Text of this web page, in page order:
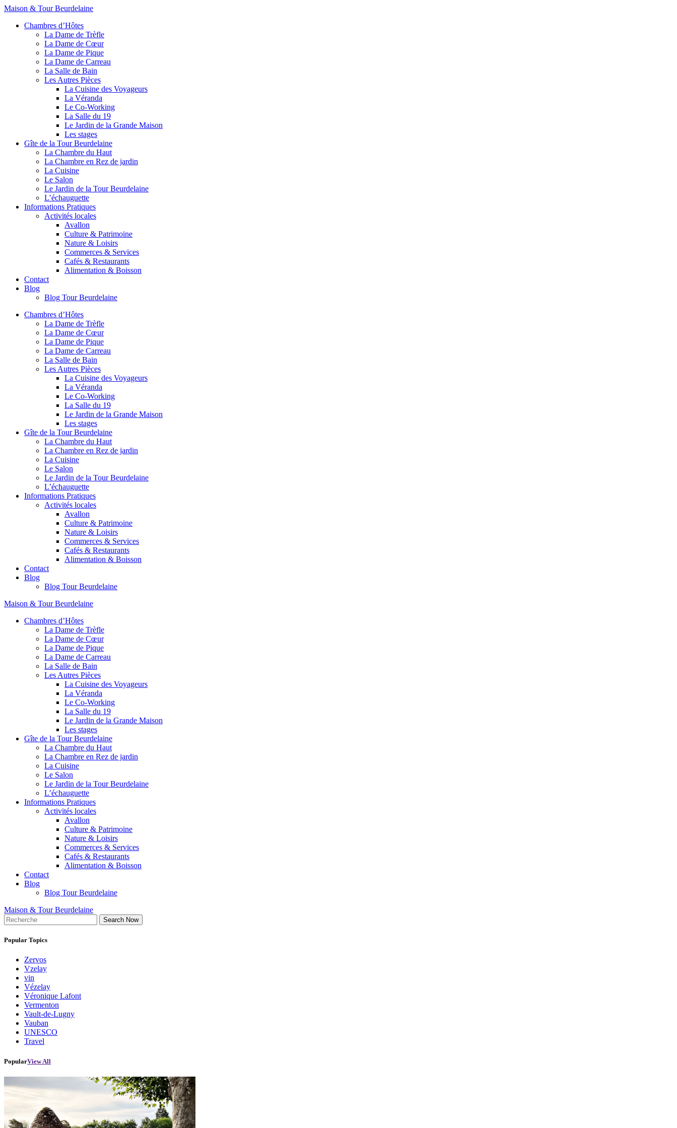
Maison & Tour Beurdelaine
Chambres d’Hôtes
La Dame de Trèfle
La Dame de Cœur
La Dame de Pique
La Dame de Carreau
La Salle de Bain
Les Autres Pièces
La Cuisine des Voyageurs
La Véranda
Le Co-Working
La Salle du 19
Le Jardin de la Grande Maison
Les stages
Gîte de la Tour Beurdelaine
La Chambre du Haut
La Chambre en Rez de jardin
La Cuisine
Le Salon
Le Jardin de la Tour Beurdelaine
L’échauguette
Informations Pratiques
Activités locales
Avallon
Culture & Patrimoine
Nature & Loisirs
Commerces & Services
Cafés & Restaurants
Alimentation & Boisson
Contact
Blog
Blog Tour Beurdelaine
Chambres d’Hôtes
La Dame de Trèfle
La Dame de Cœur
La Dame de Pique
La Dame de Carreau
La Salle de Bain
Les Autres Pièces
La Cuisine des Voyageurs
La Véranda
Le Co-Working
La Salle du 19
Le Jardin de la Grande Maison
Les stages
Gîte de la Tour Beurdelaine
La Chambre du Haut
La Chambre en Rez de jardin
La Cuisine
Le Salon
Le Jardin de la Tour Beurdelaine
L’échauguette
Informations Pratiques
Activités locales
Avallon
Culture & Patrimoine
Nature & Loisirs
Commerces & Services
Cafés & Restaurants
Alimentation & Boisson
Contact
Blog
Blog Tour Beurdelaine
Maison & Tour Beurdelaine
Chambres d’Hôtes
La Dame de Trèfle
La Dame de Cœur
La Dame de Pique
La Dame de Carreau
La Salle de Bain
Les Autres Pièces
La Cuisine des Voyageurs
La Véranda
Le Co-Working
La Salle du 19
Le Jardin de la Grande Maison
Les stages
Gîte de la Tour Beurdelaine
La Chambre du Haut
La Chambre en Rez de jardin
La Cuisine
Le Salon
Le Jardin de la Tour Beurdelaine
L’échauguette
Informations Pratiques
Activités locales
Avallon
Culture & Patrimoine
Nature & Loisirs
Commerces & Services
Cafés & Restaurants
Alimentation & Boisson
Contact
Blog
Blog Tour Beurdelaine
Maison & Tour Beurdelaine
Search Now
Popular Topics
Zervos
Vzelay
vin
Vézelay
Véronique Lafont
Vermenton
Vault-de-Lugny
Vauban
UNESCO
Travel
PopularView All